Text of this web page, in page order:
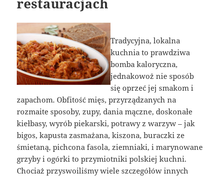
Tradycyjna, lokalna
kuchnia to prawdziwa
bomba kaloryczna,
jednakowoż nie sposób
się oprzeć jej smakom i
zapachom. Obfitość mięs, przyrządzanych na
rozmaite sposoby, zupy, dania mączne, doskonałe
kiełbasy, wyrób piekarski, potrawy z warzyw – jak
bigos, kapusta zasmażana, kiszona, buraczki ze
śmietaną, pichcona fasola, ziemniaki, i marynowane
grzyby i ogórki to przymiotniki polskiej kuchni.
Chociaż przyswoiliśmy wiele szczegółów innych